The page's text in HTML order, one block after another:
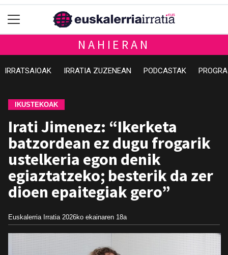
NAHIERAN
IRRATSAIOAK IRRATIA ZUZENEAN PODCASTAK
IKUSTEKOAK
Irati Jimenez: “Ikerketa
batzordean ez dugu frogarik
ustelkeria egon denik
egiaztatzeko; besterik da zer
dioen epaitegiak gero”
Euskalerria Irratia 2026ko ekainaren 18a